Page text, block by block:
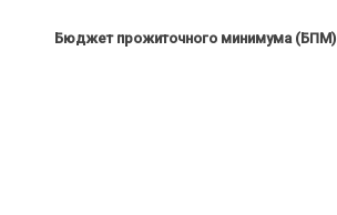
Бюджет прожиточного минимума (БПМ)